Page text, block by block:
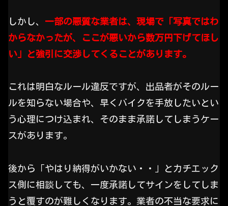
しかし、 一部の悪質な業者は、現場で「写真ではわ
からなかったが、ここが悪いから数万円下げてほし
い」と強引に交渉してくることがあります。
これは明白なルール違反ですが、出品者がそのルー
ルを知らない場合や、早くバイクを手放したいとい
う心理につけ込まれ、そのまま承諾してしまうケー
スがあります。
後から「やはり納得がいかない・・」とカチエック
ス側に相談しても、一度承諾してサインをしてしま
うと覆すのが難しくなります。業者の不当な要求に